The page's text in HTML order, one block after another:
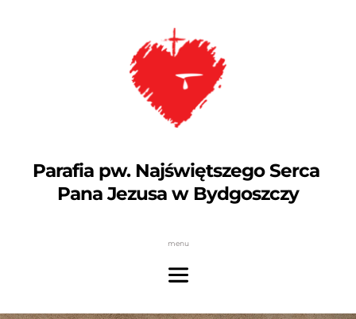
Parafia pw. Najświętszego Serca
Pana Jezusa w Bydgoszczy
menu